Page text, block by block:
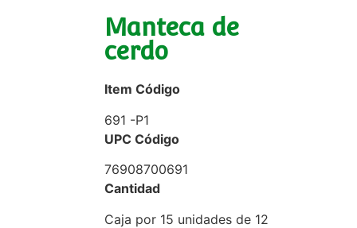
Manteca de
cerdo
Item Código
691 -P1
UPC Código
76908700691
Cantidad
Caja por 15 unidades de 12